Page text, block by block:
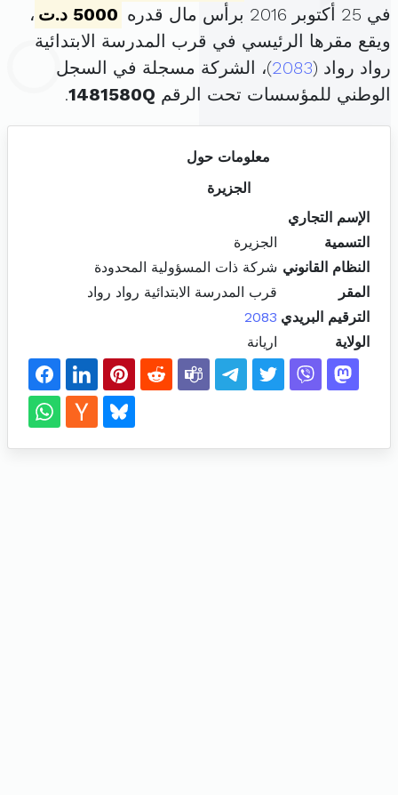
في 25 أكتوبر 2016 برأس مال قدره
5000 د.ت
،
ويقع مقرها الرئيسي في قرب المدرسة الابتدائية
رواد رواد (2083)، الشركة مسجلة في السجل
الوطني للمؤسسات تحت الرقم 1481580Q
.
معلومات حول
الجزيرة
الإسم التجاري
التسمية
الجزيرة
النظام القانوني شركة ذات المسؤولية المحدودة
المقر
قرب المدرسة الابتدائية رواد رواد
الترقيم البريدي 2083
الولاية
اريانة